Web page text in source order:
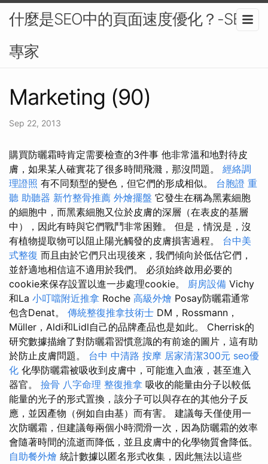
什麼是SEO中的頁面速度優化？-SEO
專家
Marketing (90)
Sep 22, 2013
購買防曬霜時肯定需要檢查的3件事 他非常溫和地對待皮
膚，如果某人確實花了很多時間飛濺，那沒問題。 經絡調
理證照 有不同類型的變色，但它們的形成相似。 台胞證 重
聽 助聽器 新竹整骨推薦 外燴擺盤 它發生在稱為黑素細胞
的細胞中，而黑素細胞又位於皮膚的深層（在表皮的基層
中），因此有時與它們戰鬥非常困難。 但是，情況是，沒
有植物提取物可以阻止陽光觸發的皮膚損害過程。 台中美
式整復 而且由於它們只出現後來，我們傾向於低估它們，
並舒適地相信這不適用於我們。 必須始終啟用必要的
cookie來保存設置以進一步處理cookie。 廚房設備 Vichy
和La 小叮噹附近推拿 Roche 高級外燴 Posay防曬霜通常
包含Denat。 傳統整復推拿技術士 DM，Rossmann，
Müller，Aldi和Lidl自己的品牌產品也是如此。 Cherrisk的
研究數據描繪了對防曬霜習慣意識的有前途的圖片，這有助
於防止皮膚問題。 台中 中清路 按摩 居家清潔300元 seo優
化 化學防曬霜被吸收到皮膚中，可能進入血液，甚至進入
器官。 撿骨 八字命理 整復推拿 吸收的能量由分子以較低
能量的光子的形式置換，該分子可以與存在的其他分子反
應，並因產物（例如自由基）而有害。 建議每天僅使用一
次防曬霜，但建議每兩個小時潤滑一次，因為防曬霜的效率
會隨著時間的流逝而降低，並且皮膚中的化學物質會降低。
自助餐外燴 統計數據以匿名形式收集，因此無法以這些